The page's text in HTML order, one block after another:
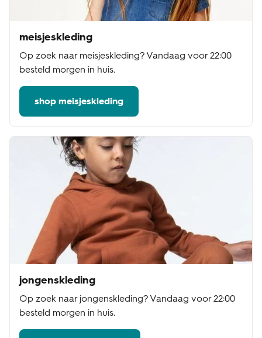
meisjeskleding
Op zoek naar meisjeskleding? Vandaag voor 22:00
besteld morgen in huis.
shop meisjeskleding
jongenskleding
Op zoek naar jongenskleding? Vandaag voor 22:00
besteld morgen in huis.